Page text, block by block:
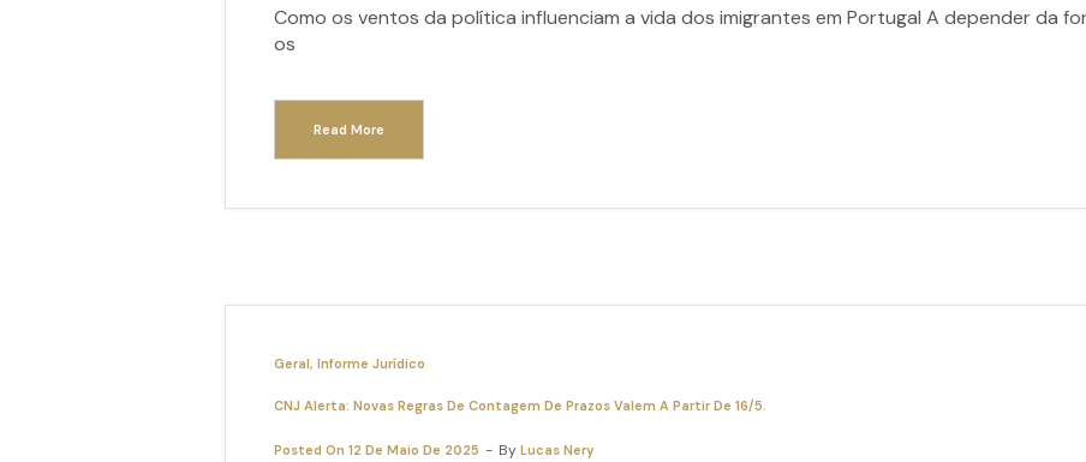
Como os ventos da política influenciam a vida dos imigrantes em Portugal A depender da
os
Read More
Geral Informe Jurídico
CNJ Alerta: Novas Regras De Contagem De Prazos Valem A Partir De 16/5.
Posted On 12 De Maio De 2025 By Lucas Nery